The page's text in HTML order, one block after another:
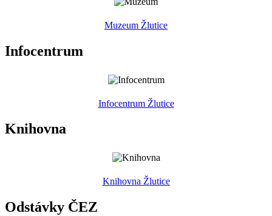
Muzeum Žlutice
Infocentrum
Infocentrum Žlutice
Knihovna
Knihovna Žlutice
Odstávky ČEZ